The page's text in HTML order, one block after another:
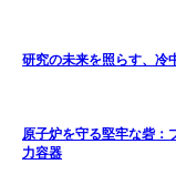
研究の未来を照らす、冷
原子炉を守る堅牢な砦：
力容器